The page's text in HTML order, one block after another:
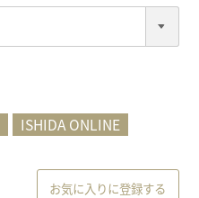
(
ISHIDA ONLINE
お気に入りに登録する